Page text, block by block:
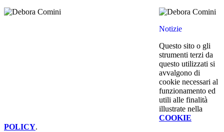
Notizie
Questo sito o gli
strumenti terzi da
questo utilizzati si
avvalgono di
cookie necessari al
funzionamento ed
utili alle finalità
illustrate nella
COOKIE
POLICY.